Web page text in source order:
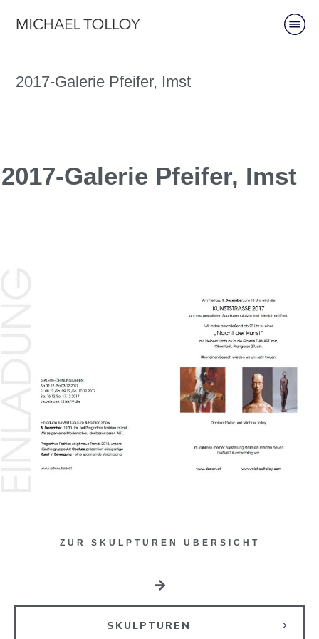
2017-Galerie Pfeifer, Imst
2017-Galerie Pfeifer, Imst
ZUR SKULPTUREN ÜBERSICHT
SKULPTUREN